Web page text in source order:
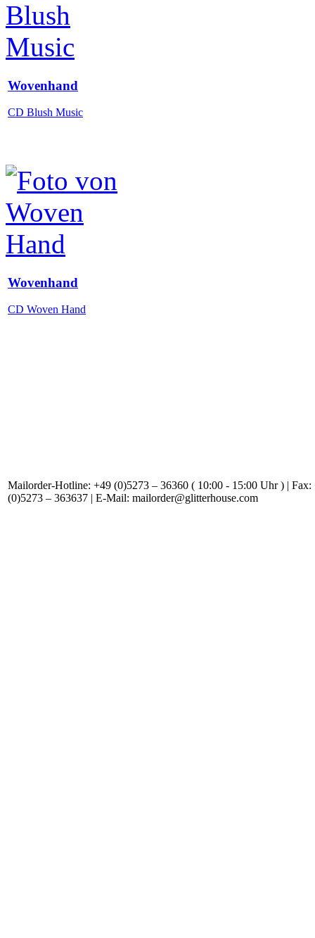
Wovenhand
CD Blush Music
Wovenhand
CD Woven Hand
Mailorder-Hotline: +49 (0)5273 – 36360 ( 10:00 - 15:00 Uhr ) | Fax:
(0)5273 – 363637 | E-Mail: mailorder@glitterhouse.com